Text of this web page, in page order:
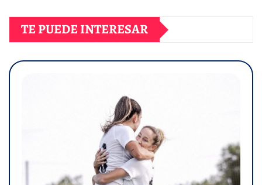
TE PUEDE INTERESAR